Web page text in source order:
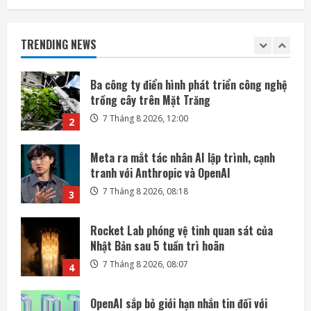
TRENDING NEWS
2
Ba công ty điển hình phát triển công nghệ
3
Meta ra mắt tác nhân AI lập trình, cạnh
tranh với Anthropic và OpenAI
7 Tháng 8 2026, 08:18
4
Rocket Lab phóng vệ tinh quan sát của
Nhật Bản sau 5 tuần trì hoãn
7 Tháng 8 2026, 08:07
5
OpenAI sắp bỏ giới hạn nhắn tin đối với
người dùng ChatGPT miễn phí
7 Tháng 8 2026, 07:55
SpaceX và Tesla đầu tư 16,8 tỷ USD xây